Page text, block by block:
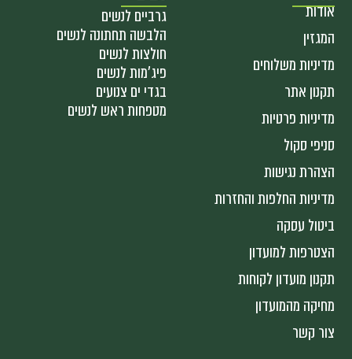
אודות
המגזין
מדיניות משלוחים
תקנון אתר
מדיניות פרטיות
סניפי סקול
הצהרת נגישות
מדיניות החלפות והחזרות
ביטול עסקה
הצטרפות למועדון
תקנון מועדון לקוחות
מחיקה מהמועדון
צור קשר
גרביים לנשים
הלבשה תחתונה לנשים
חולצות לנשים
פיג'מות לנשים
בגדי ים צנועים
מטפחות ראש לנשים